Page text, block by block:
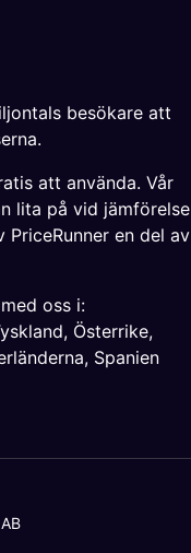
besökare att
att använda. Vår
lita på vid jämförelse
en del av
oss i:
, Österrike,
, Spanien